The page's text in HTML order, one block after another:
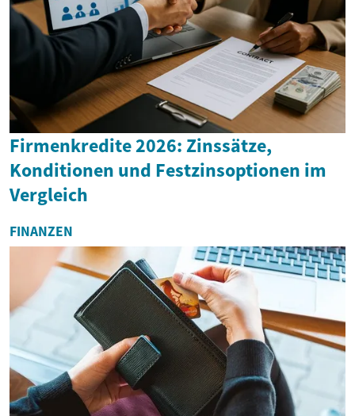
Firmenkredite 2026: Zinssätze,
Konditionen und Festzinsoptionen im
Vergleich
FINANZEN